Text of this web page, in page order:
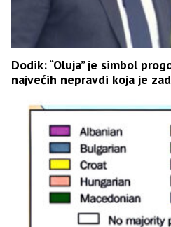
Dodik: “Oluja” je simbol
najvećih nepravdi koja je